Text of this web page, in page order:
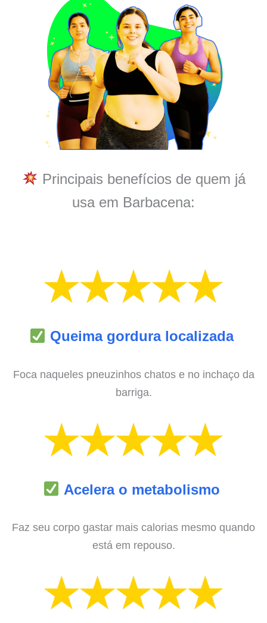
Principais benefícios de quem já
usa em Barbacena:
Queima gordura localizada
Foca naqueles pneuzinhos chatos e no inchaço da
barriga.
Acelera o metabolismo
Faz seu corpo gastar mais calorias mesmo quando
está em repouso.